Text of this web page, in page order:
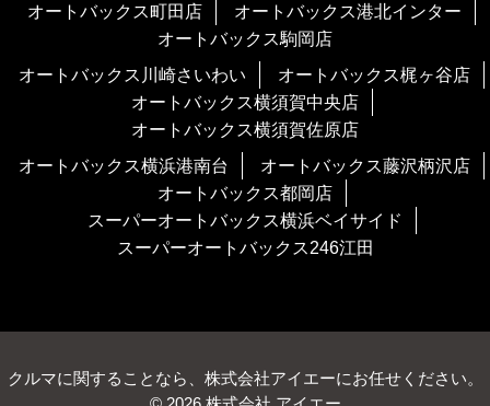
オートバックス町田店
オートバックス港北インター
オートバックス駒岡店
オートバックス川崎さいわい
オートバックス梶ヶ谷店
オートバックス横須賀中央店
オートバックス横須賀佐原店
オートバックス横浜港南台
オートバックス藤沢柄沢店
オートバックス都岡店
スーパーオートバックス横浜ベイサイド
スーパーオートバックス246江田
クルマに関することなら、株式会社アイエーにお任せください。